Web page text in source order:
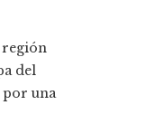
del
por una